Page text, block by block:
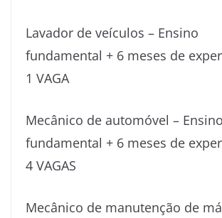
Lavador de veículos – Ensino
fundamental + 6 meses de
1 VAGA
Mecânico de automóvel – Ensino
fundamental + 6 meses de
4 VAGAS
Mecânico de manutenção de